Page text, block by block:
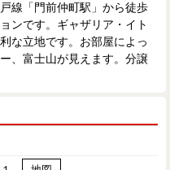
線「門前仲町駅」から徒歩
ンです。ギャザリア・イト
な立地です。お部屋によっ
、富士山が見えます。分譲